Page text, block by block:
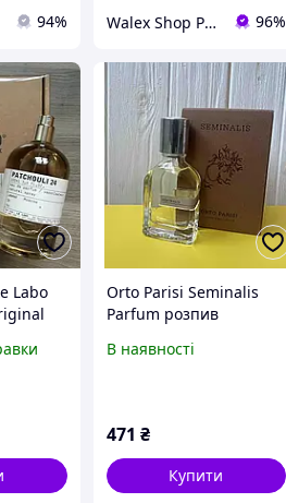
94% Walex Shop Parfum 96%
Labo
all
Orto Parisi Seminalis
Parfum розпив
парфумерії від 2 мл
В наявності
471 ₴
Купити